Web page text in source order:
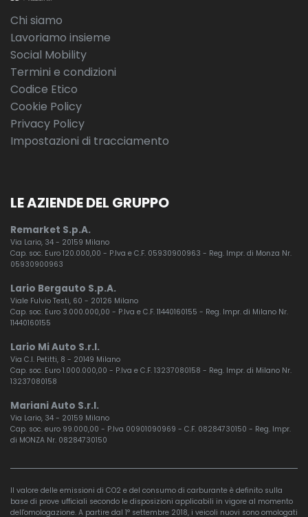
Chi siamo
Lavoriamo insieme
Social Mobility
Termini e condizioni
Codice Etico
Cookie Policy
Privacy Policy
Impostazioni di tracciamento
LE AZIENDE DEL GRUPPO
Remarket S.p.A.
Via Lario, 34 - 20159 Milano
Cap. soc. Euro 120.000,00 - P.Iva e C.F. 05930900963 - Reg. Impr. di Monza Nr.
05930900963
Lario Bergauto S.p.A.
Viale Fulvio Testi, 60 - 20126 Milano
Cap. soc. Euro 3.000.000,00 - P.Iva e C.F. 11440160155 - Reg. Impr. di Milano Nr.
11440160155
Lario Mi Auto S.r.l.
Via C.I. Petitti, 8 - 20149 Milano
Cap. soc. Euro 1.000.000,00 - P.Iva e C.F. 13237080158 - Reg. Impr. di Milano Nr.
13237080158
Mariani Auto S.r.l.
Via Lario, 34 - 20159 Milano
Cap. soc. euro 99.000,00 - P.Iva 00901090969 - C.F. 08284730150 - Reg. Impr.
di MONZA Nr. 08284730150
Il valore delle emissioni di CO2 e del consumo di carburante è definito sulla
base di prove ufficiali secondo le disposizioni applicabili in vigore al momento
dell'omologazione. A partire dal 1° settembre 2018, i veicoli nuovi sono omologati